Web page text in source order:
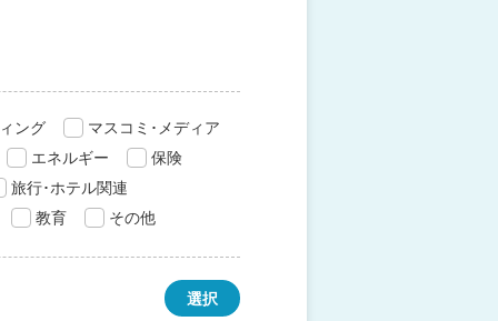
ング
マスコミ･メディア
エネルギー
保険
旅行･ホテル関連
教育
その他
選択